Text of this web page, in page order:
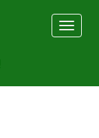
Toggle